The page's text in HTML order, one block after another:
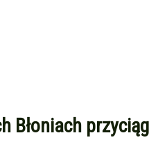
Błoniach